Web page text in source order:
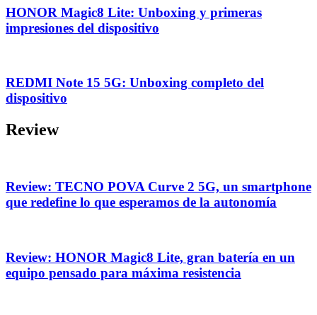
HONOR Magic8 Lite: Unboxing y primeras
impresiones del dispositivo
REDMI Note 15 5G: Unboxing completo del
dispositivo
Review
Review: TECNO POVA Curve 2 5G, un smartphone
que redefine lo que esperamos de la autonomía
Review: HONOR Magic8 Lite, gran batería en un
equipo pensado para máxima resistencia